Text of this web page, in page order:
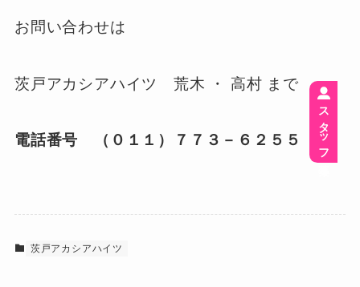
お問い合わせは
茨戸アカシアハイツ 荒木 ・ 高村 まで
電話番号 （０１１）７７３－６２５５
茨戸アカシアハイツ
スタッフ募集